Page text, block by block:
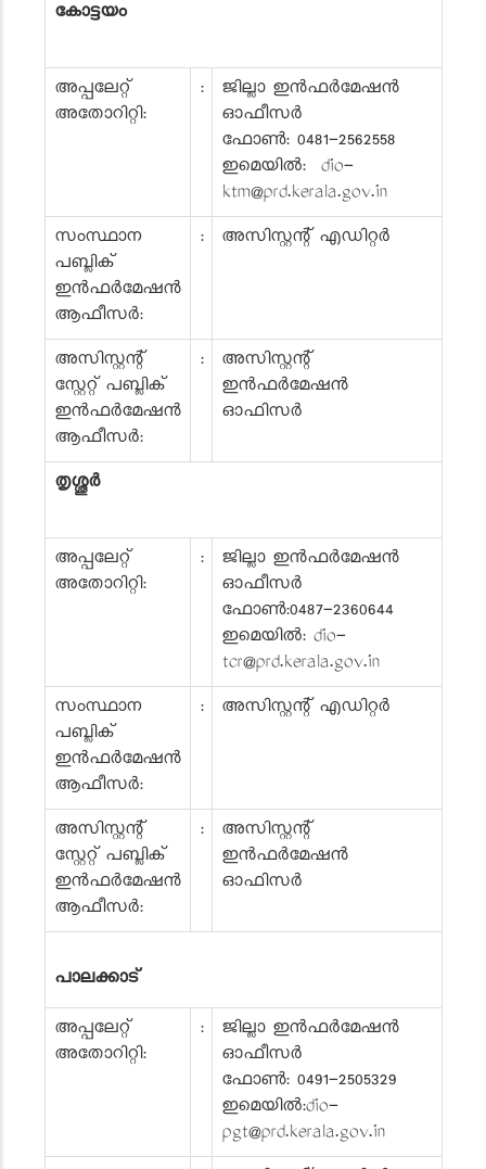
കോട്ടയം
അപ്പലേറ്റ്
അതോറിറ്റി:
:
ജില്ലാ ഇൻഫർമേഷൻ
ഓഫീസർ
ഫോൺ: 0481-2562558
ഇമെയിൽ: dio-
ktm@prd.kerala.gov.in
സംസ്ഥാന
പബ്ലിക്
ഇൻഫർമേഷൻ
ആഫീസർ:
: അസിസ്റ്റന്റ് എഡിറ്റർ
അസിസ്റ്റന്റ്
സ്റ്റേറ്റ് പബ്ലിക്
ഇൻഫർമേഷൻ
ആഫീസർ:
:
അസിസ്റ്റന്റ്
ഇൻഫർമേഷൻ
ഓഫിസർ
തൃശ്ശൂർ
അപ്പലേറ്റ്
അതോറിറ്റി:
:
ജില്ലാ ഇൻഫർമേഷൻ
ഓഫീസർ
ഫോൺ:0487-2360644
ഇമെയിൽ: dio-
tcr@prd.kerala.gov.in
സംസ്ഥാന
പബ്ലിക്
ഇൻഫർമേഷൻ
ആഫീസർ:
: അസിസ്റ്റന്റ് എഡിറ്റർ
അസിസ്റ്റന്റ്
സ്റ്റേറ്റ് പബ്ലിക്
ഇൻഫർമേഷൻ
ആഫീസർ:
:
അസിസ്റ്റന്റ്
ഇൻഫർമേഷൻ
ഓഫിസർ
പാലക്കാട്
അപ്പലേറ്റ്
അതോറിറ്റി:
:
ജില്ലാ ഇൻഫർമേഷൻ
ഓഫീസർ
ഫോൺ: 0491-2505329
ഇമെയിൽ:dio-
pgt@prd.kerala.gov.in